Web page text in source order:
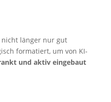
länger nur gut
formatiert, um von KI-
und aktiv eingebaut